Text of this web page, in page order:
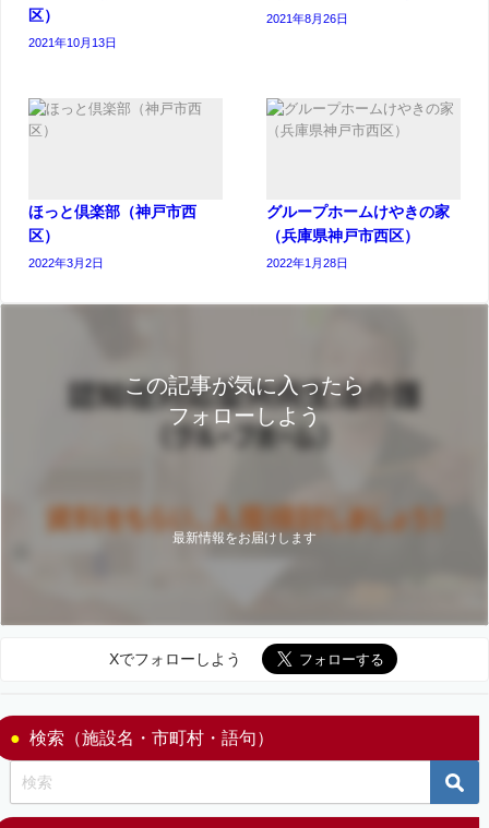
区）
2021年10月13日
2021年8月26日
ほっと倶楽部（神戸市西
区）
2022年3月2日
グループホームけやきの家
（兵庫県神戸市西区）
2022年1月28日
この記事が気に入ったら
フォローしよう
最新情報をお届けします
Xでフォローしよう
検索（施設名・市町村・語句）